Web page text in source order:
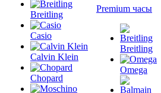
Breitling
Casio
Calvin Klein
Chopard
Premium часы
Breitling
Omega